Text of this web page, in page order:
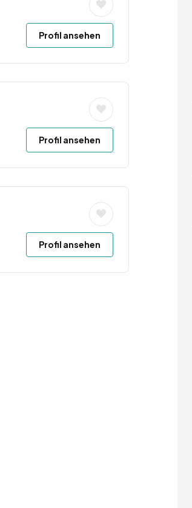
Profil ansehen
Profil ansehen
Profil ansehen